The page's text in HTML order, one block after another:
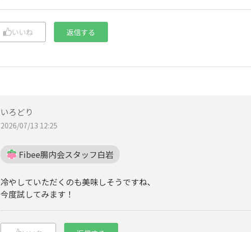
いいね 返信する
いろどり
2026/07/13 12:25
Fibee腸内会スタッフ白岩
冷やしていただくのも美味しそうですね、
今度試してみます！